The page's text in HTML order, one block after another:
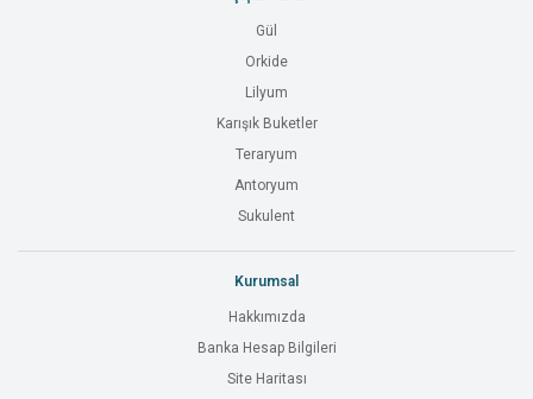
Gül
Orkide
Lilyum
Karışık Buketler
Teraryum
Antoryum
Sukulent
Kurumsal
Hakkımızda
Banka Hesap Bilgileri
Site Haritası